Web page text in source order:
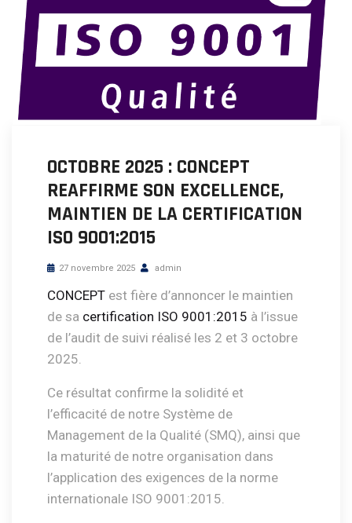
OCTOBRE 2025 : CONCEPT
REAFFIRME SON EXCELLENCE,
MAINTIEN DE LA CERTIFICATION
ISO 9001:2015
27 novembre 2025 admin
CONCEPT est fière d’annoncer le maintien
de sa certification ISO 9001:2015 à l’issue
de l’audit de suivi réalisé les 2 et 3 octobre
2025.
Ce résultat confirme la solidité et
l’efficacité de notre Système de
Management de la Qualité (SMQ), ainsi que
la maturité de notre organisation dans
l’application des exigences de la norme
internationale ISO 9001:2015.